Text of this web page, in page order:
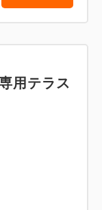
用テラス